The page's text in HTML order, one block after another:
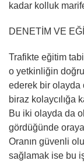
kadar kolluk
DENETİM VE
Trafikte eğitim
o yetkinliğin doğru
ederek bir olayda
biraz kolaycılığa
Bu iki olayda da
gördüğünde oraya
Oranın güvenli
sağlamak ise bu